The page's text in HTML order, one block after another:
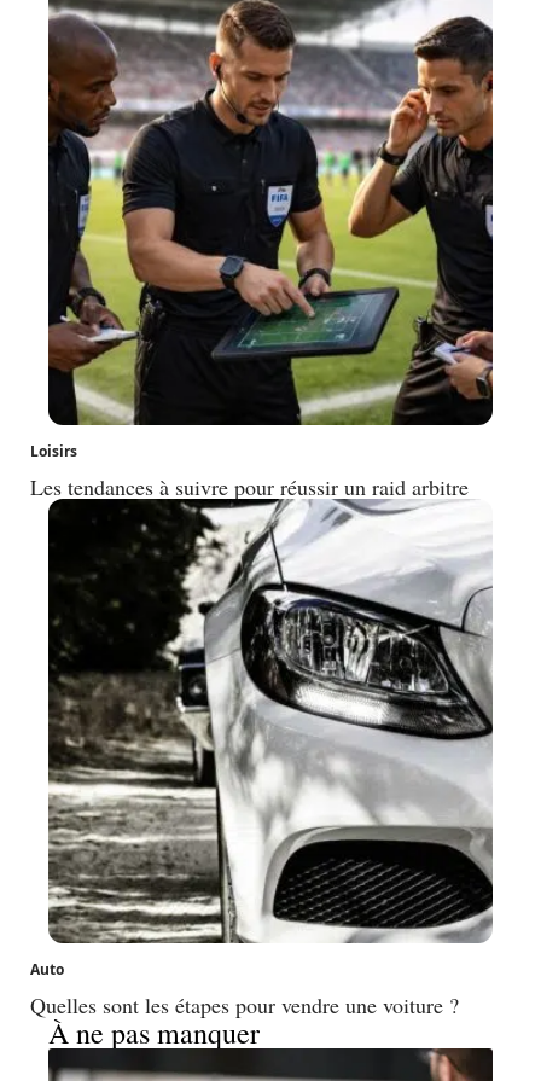
Loisirs
Les tendances à suivre pour réussir un raid arbitre
Auto
Quelles sont les étapes pour vendre une voiture ?
À ne pas manquer